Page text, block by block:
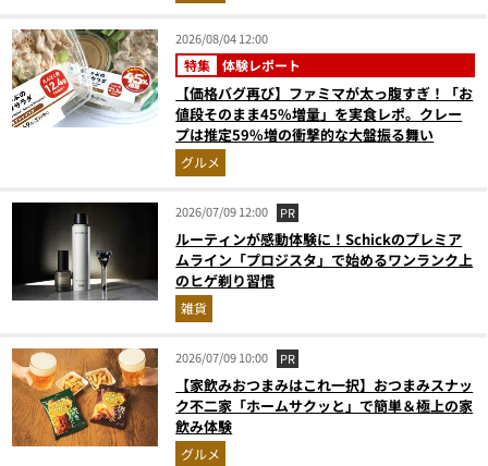
2026/08/04 12:00
特集 体験レポート
【価格バグ再び】ファミマが太っ腹すぎ！「お
値段そのまま45%増量」を実食レポ。クレー
プは推定59%増の衝撃的な大盤振る舞い
グルメ
2026/07/09 12:00 PR
ルーティンが感動体験に！Schickのプレミア
ムライン「プロジスタ」で始めるワンランク上
のヒゲ剃り習慣
雑貨
2026/07/09 10:00 PR
【家飲みおつまみはこれ一択】おつまみスナッ
ク不二家「ホームサクッと」で簡単＆極上の家
飲み体験
グルメ